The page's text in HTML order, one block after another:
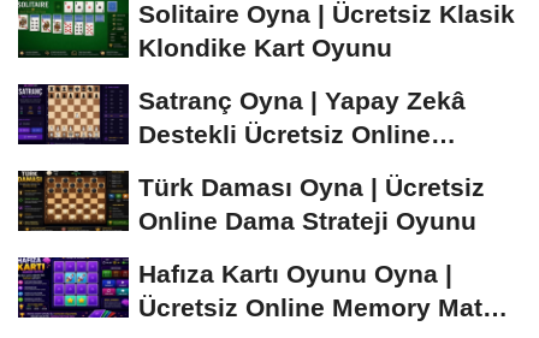
Solitaire Oyna | Ücretsiz Klasik
Klondike Kart Oyunu
Satranç Oyna | Yapay Zekâ
Destekli Ücretsiz Online
Türk Daması Oyna | Ücretsiz
Online Dama Strateji Oyunu
Hafıza Kartı Oyunu Oyna |
Ücretsiz Online Memory Match